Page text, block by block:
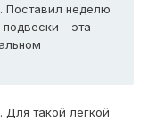
Поставил неделю
- эта
такой легкой